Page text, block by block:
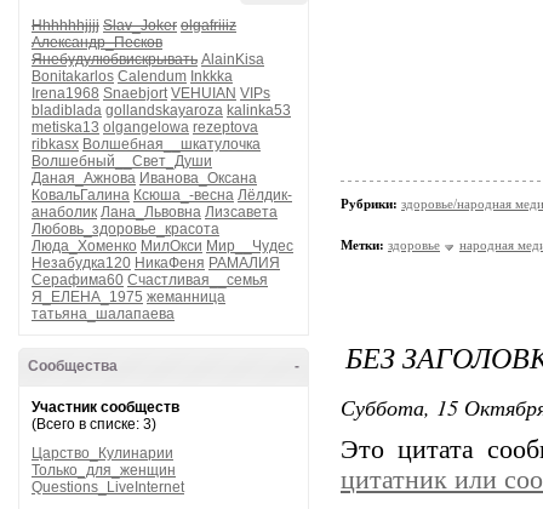
Hhhhhhjjjj Slav_Joker olgafriiiz
Александр_Песков
Янебудулюбвискрывать AlainKisa
Bonitakarlos Calendum Inkkka
Irena1968 Snaebjort VEHUIAN VIPs
bladiblada gollandskayaroza kalinka53
metiska13 olgangelowa rezeptova
ribkasx Волшебная__шкатулочка
Волшебный__Свет_Души
Даная_Ажнова Иванова_Оксана
КовальГалина Ксюша_-весна Лёлдик-
анаболик Лана_Львовна Лизсавета
Любовь_здоровье_красота
Люда_Хоменко МилОкси Мир__Чудес
Незабудка120 НикаФеня РАМАЛИЯ
Серафима60 Счастливая__семья
Я_ЕЛЕНА_1975 жеманница
татьяна_шалапаева
-
Сообщества
Участник сообществ
(Всего в списке: 3)
Царство_Кулинарии
Только_для_женщин
Questions_LiveInternet
Рубрики: здоровье/народная
Метки: здоровье народная
БЕЗ
Суббота, 15
Это цитата
цитатник или